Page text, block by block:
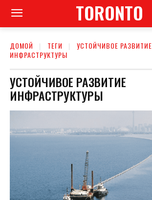
TORONTO
ДОМОЙ ТЕГИ
УСТОЙЧИВОЕ РАЗВИТИЕ
ИНФРАСТРУКТУРЫ
УСТОЙЧИВОЕ РАЗВИТИЕ
ИНФРАСТРУКТУРЫ